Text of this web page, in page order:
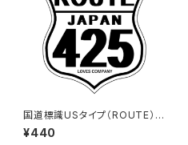
国道標識USタイプ（ROUTE）ス
テッカー 425号線（ホワイト）
¥440